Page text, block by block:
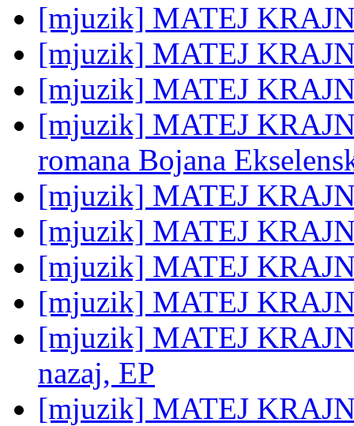
[mjuzik] MATEJ
[mjuzik] MATEJ
[mjuzik] MATEJ
[mjuzik] MATEJ
romana Bojana
[mjuzik] MATEJ
[mjuzik] MATEJ
[mjuzik] MATEJ
[mjuzik] MATEJ
[mjuzik] MATEJ
nazaj, EP
[mjuzik] MATEJ